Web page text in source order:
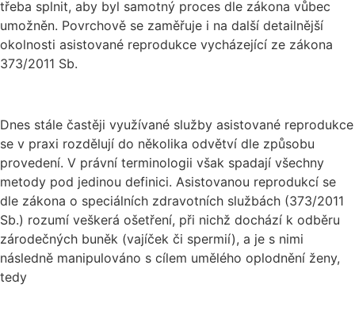
třeba splnit, aby byl samotný proces dle zákona vůbec
umožněn. Povrchově se zaměřuje i na další detailnější
okolnosti asistované reprodukce vycházející ze zákona
373/2011 Sb.
Dnes stále častěji využívané služby asistované reprodukce
se v praxi rozdělují do několika odvětví dle způsobu
provedení. V právní terminologii však spadají všechny
metody pod jedinou definici. Asistovanou reprodukcí se
dle zákona o speciálních zdravotních službách (373/2011
Sb.) rozumí veškerá ošetření, při nichž dochází k odběru
zárodečných buněk (vajíček či spermií), a je s nimi
následně manipulováno s cílem umělého oplodnění ženy,
tedy